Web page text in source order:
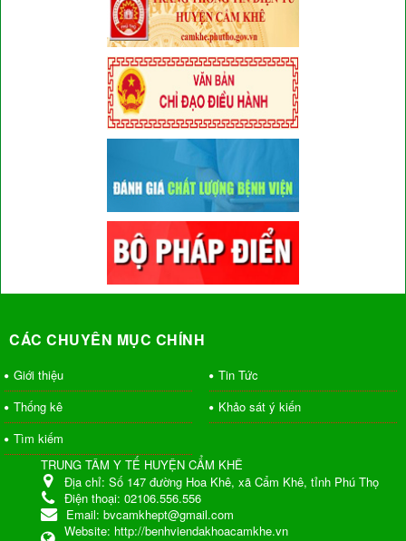
CÁC CHUYÊN MỤC CHÍNH
Giới thiệu
Tin Tức
Thống kê
Khảo sát ý kiến
Tìm kiếm
TRUNG TÂM Y TẾ HUYỆN CẨM KHÊ
Địa chỉ: Số 147 đường Hoa Khê, xã Cẩm Khê, tỉnh Phú Thọ
Điện thoại: 02106.556.556
Email: bvcamkhept@gmail.com
Website: http://benhviendakhoacamkhe.vn